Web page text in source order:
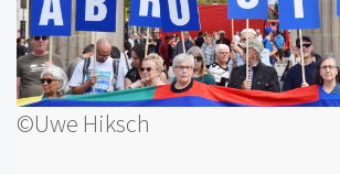
©Uwe Hiksch